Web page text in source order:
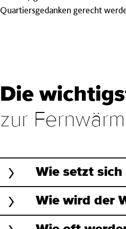
Quartiersgedanken gerecht
Die
zur
Wie setzt sich
Wie wird der